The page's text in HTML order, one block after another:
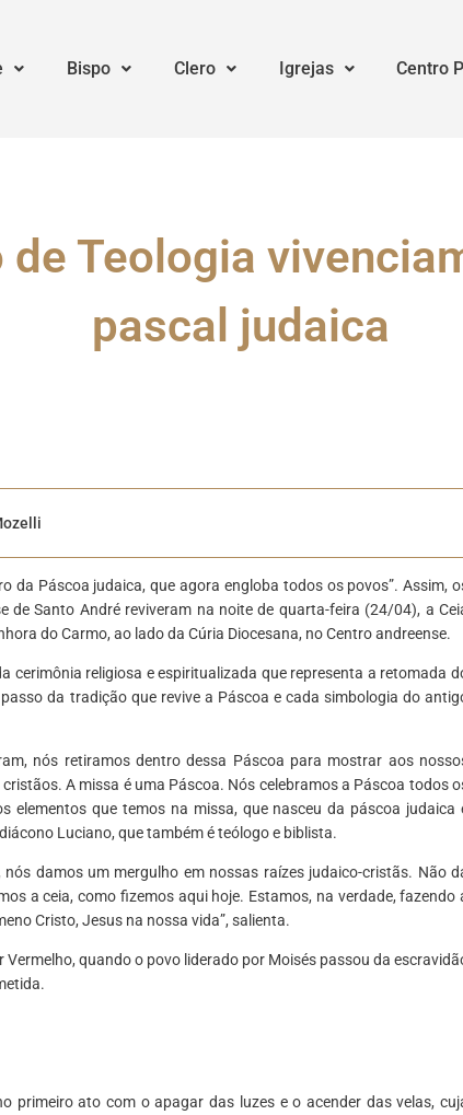
Bispo Clero Igrejas Centro
Teologia
pascal judaica
da Páscoa judaica, que agora engloba todos os povos”. Assim,
de Santo André reviveram na noite de quarta-feira (24/04), a
do Carmo, ao lado da Cúria Diocesana, no Centro andreense.
cerimônia religiosa e espiritualizada que representa a retomada
da tradição que revive a Páscoa e cada simbologia do
nós retiramos dentro dessa Páscoa para mostrar aos
A missa é uma Páscoa. Nós celebramos a Páscoa todos
elementos que temos na missa, que nasceu da páscoa judaica
Luciano, que também é teólogo e biblista.
damos um mergulho em nossas raízes judaico-cristãs. Não
a ceia, como fizemos aqui hoje. Estamos, na verdade, fazendo
Cristo, Jesus na nossa vida”, salienta.
quando o povo liderado por Moisés passou da
primeiro ato com o apagar das luzes e o acender das velas,